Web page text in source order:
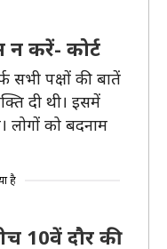
करें- कोर्ट
सभी पक्षों की बातें
दी थी। इसमें
लोगों को बदनाम
है
10वें दौर की